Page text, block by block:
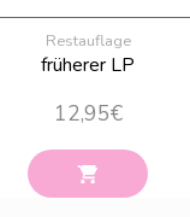
Restauflage
früherer LP
12,95€